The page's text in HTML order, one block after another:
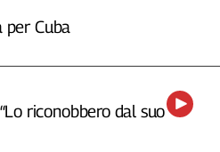
per Cuba
riconobbero dal suo